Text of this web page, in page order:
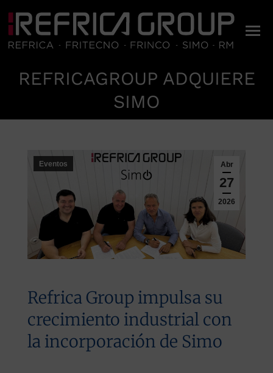
REFRICAGROUP ADQUIERE
SIMO
Abr
27
2026
Eventos
Refrica Group impulsa su
crecimiento industrial con
la incorporación de Simo